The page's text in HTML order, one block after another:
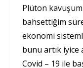
Plüton
bahsettiğim
ekonomi
bunu artık iyice
Covid – 19 ile